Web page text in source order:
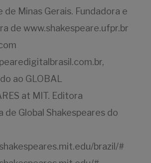
de Minas Gerais. Fundadora e
de www.shakespeare.ufpr.br
ao GLOBAL
at MIT. Editora
de Global Shakespeares do
brazil/#